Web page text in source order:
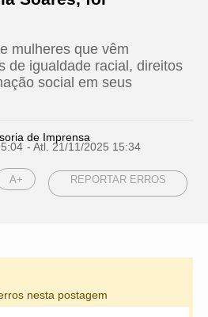
mulheres que vêm
de igualdade racial, direitos
social em seus
de Imprensa
- Atl. 21/11/2025 15:34
A+ REPORTAR ERROS
nesta postagem